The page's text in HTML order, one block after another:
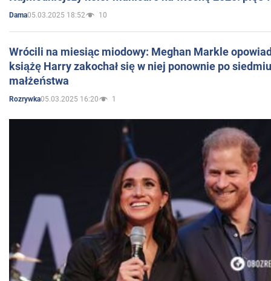
Dama05.03.2025 18:52 10
Wrócili na miesiąc miodowy: Meghan Markle
książę Harry zakochał się w niej ponownie po
małżeństwa
Rozrywka05.03.2025 16:20 1